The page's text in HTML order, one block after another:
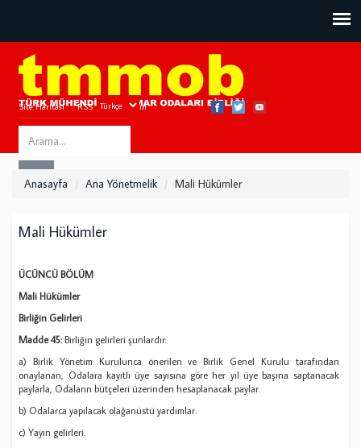
Site Haritası RSS Bize Ulaşın
Search
this
Anasayfa Ana Yönetmelik Mali Hükümler
Mali Hükümler
ÜÇÜNCÜ BÖLÜM
Mali Hükümler
Birliğin Gelirleri
Madde 45: Birliğin gelirleri şunlardır:
a) Birlik Yönetim Kurulunca önerilen ve Birlik Genel Kurulu tarafından
onaylanan, Odalara kayıtlı üye sayısına göre her yıl üye başına saptanacak
paylarla, Odaların bütçeleri üzerinden hesaplanacak paylar.
b) Odalarca yapılacak olağanüstü yardımlar.
c) Yayın gelirleri.